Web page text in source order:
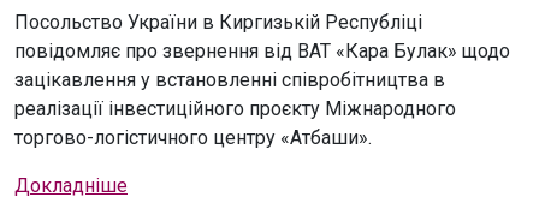
Посольство України в Киргизькій Республіці
повідомляє про звернення від ВАТ «Кара Булак» щодо
зацікавлення у встановленні співробітництва в
реалізації інвестиційного проєкту Міжнародного
торгово-логістичного центру «Атбаши».
Докладніше